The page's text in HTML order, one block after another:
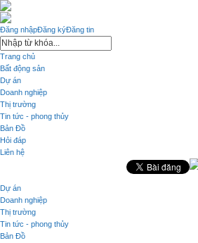
Đăng ký
Đăng nhập Đăng tin
Trang chủ
Bất động sản
Dự án
Doanh nghiệp
Thị trường
Tin tức - phong thủy
Bản Đồ
Hỏi đáp
Liên hệ
Dự án
Doanh nghiệp
Thị trường
Tin tức - phong thủy
Bản Đồ